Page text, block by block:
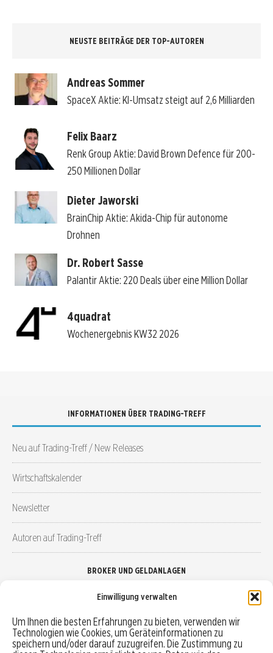
Einwilligung verwalten
Um Ihnen die besten Erfahrungen zu bieten, verwenden wir
Technologien wie Cookies, um Geräteinformationen zu
speichern und/oder darauf zuzugreifen. Die Zustimmung zu
NEUSTE BEITRÄGE DER TOP-AUTOREN
Andreas Sommer
SpaceX Aktie: KI-Umsatz steigt auf 2,6 Milliarden
Felix Baarz
Renk Group Aktie: David Brown Defence für 200-
250 Millionen Dollar
Dieter Jaworski
BrainChip Aktie: Akida-Chip für autonome
Drohnen
Dr. Robert Sasse
Palantir Aktie: 220 Deals über eine Million Dollar
4quadrat
Wochenergebnis KW32 2026
INFORMATIONEN ÜBER TRADING-TREFF
Neu auf Trading-Treff / New Releases
Wirtschaftskalender
Newsletter
Autoren auf Trading-Treff
BROKER UND GELDANLAGEN
Robo-Advisor vergleichen